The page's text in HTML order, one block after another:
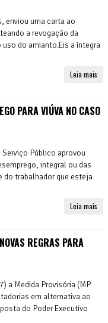
enviou uma carta ao
a revogação da
do amianto.Eis a íntegra
Leia mais
PARA VIÚVA NO CASO
Público aprovou
integral ou das
do trabalhador que esteja
Leia mais
REGRAS PARA
a Medida Provisória (MP
em alternativa ao
do Poder Executivo